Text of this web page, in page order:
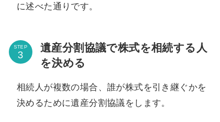
に述べた通りです。
STEP
遺産分割協議で株式を相続する人
を決める
相続人が複数の場合、誰が株式を引き継ぐかを
決めるために遺産分割協議をします。